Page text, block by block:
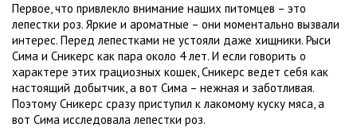
Первое, что привлекло внимание наших питомцев – это
лепестки роз. Яркие и ароматные – они моментально вызвали
интерес. Перед лепестками не устояли даже хищники. Рыси
Сима и Сникерс как пара около 4 лет. И если говорить о
характере этих грациозных кошек, Сникерс ведет себя как
настоящий добытчик, а вот Сима – нежная и заботливая.
Поэтому Сникерс сразу приступил к лакомому куску мяса, а
вот Сима исследовала лепестки роз.